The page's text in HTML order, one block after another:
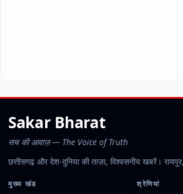
Sakar Bharat
सच की आवाज़ — The Voice of Truth
छत्तीसगढ़ और देश-दुनिया की ताज़ा, विश्वसनीय खबरें।
मुख्य खंड श्रेणियां